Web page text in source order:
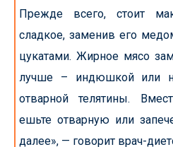
Прежде всего, стоит
сладкое, заменив его
цукатами. Жирное мясо
лучше – индюшкой или
отварной телятины.
ешьте отварную или
далее», — говорит врач-